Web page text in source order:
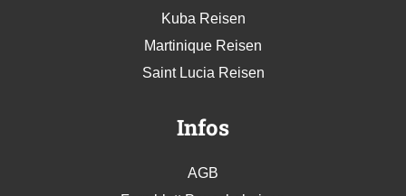
Kuba Reisen
Martinique Reisen
Saint Lucia Reisen
Infos
AGB